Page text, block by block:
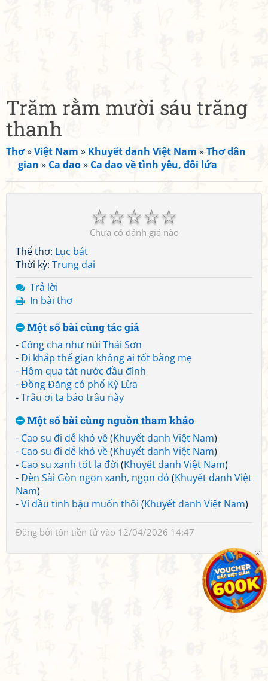
Trăm rằm mười sáu trăng
thanh
Thơ»Việt Nam » Khuyết danh Việt Nam »Thơ dân
gian » Ca dao» Ca dao về tình yêu, đôi lứa
☆
☆
☆
☆
☆
Chưa có đánh giá nào
Thể thơ: Lục bát
Thời kỳ: Trung đại
Trả lời
In bài thơ
Một số bài cùng tác giả
- Công cha như núi Thái Sơn
-Đi khắp thế gian không ai tốt bằng mẹ
- Hôm qua tát nước đầu đình
-Đồng Đăng có phố Kỳ Lừa
-Trâu ơi ta bảo trâu này
Một số bài cùng nguồn tham khảo
- Cao su đi dễ khó về(Khuyết danh Việt Nam)
- Cao su đi dễ khó về(Khuyết danh Việt Nam)
- Cao su xanh tốt lạ đời (Khuyết danh Việt Nam)
-Đèn Sài Gòn ngọn xanh, ngọn đỏ (Khuyết danh Việt
Nam)
-Ví dầu tình bậu muốn thôi (Khuyết danh Việt Nam)
Đăng bởi tôn tiền tửvào 12/04/2026 14:47